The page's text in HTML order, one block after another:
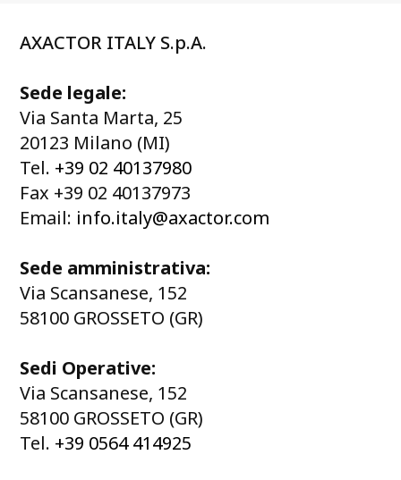
AXACTOR ITALY S.p.A.
Sede legale:
Via Santa Marta, 25
20123 Milano (MI)
Tel. +39 02 40137980
Fax +39 02 40137973
Email: info.italy@axactor.com
Sede amministrativa:
Via Scansanese, 152
58100 GROSSETO (GR)
Sedi Operative:
Via Scansanese, 152
58100 GROSSETO (GR)
Tel. +39 0564 414925